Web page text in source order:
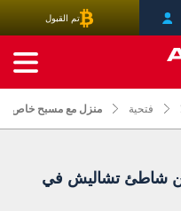
فتحية منزل مع مسبح خاص
شاطئ تشاليش في
تم القبول